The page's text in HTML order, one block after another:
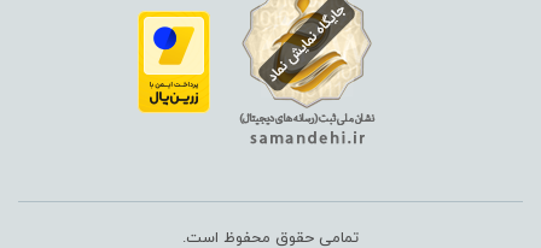
تمامی حقوق محفوظ است.